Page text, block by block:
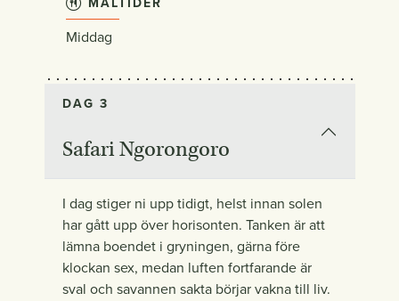
Middag
DAG 3
Safari Ngorongoro
I dag stiger ni upp tidigt, helst innan solen
har gått upp över horisonten. Tanken är att
lämna boendet i gryningen, gärna före
klockan sex, medan luften fortfarande är
sval och savannen sakta börjar vakna till liv.